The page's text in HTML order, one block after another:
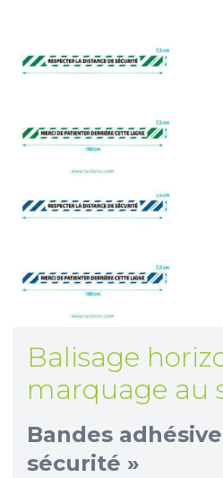
Balisage
marquage au
Bandes
sécurité »